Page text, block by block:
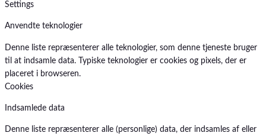
Settings
Anvendte teknologier
Denne liste repræsenterer alle teknologier, som denne tjeneste bruger
til at indsamle data. Typiske teknologier er cookies og pixels, der er
placeret i browseren.
Cookies
Indsamlede data
Denne liste repræsenterer alle (personlige) data, der indsamles af eller